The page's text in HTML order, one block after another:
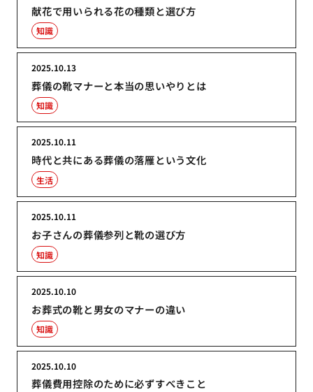
献花で用いられる花の種類と選び方
知識
葬儀の靴マナーと本当の思いやりとは
2025.10.13
知識
時代と共にある葬儀の落雁という文化
2025.10.11
生活
お子さんの葬儀参列と靴の選び方
2025.10.11
知識
お葬式の靴と男女のマナーの違い
2025.10.10
知識
葬儀費用控除のために必ずすべきこと
2025.10.10